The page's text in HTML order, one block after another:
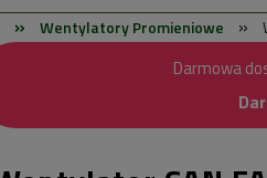
» Wentylatory Promieniowe »
Darmowa